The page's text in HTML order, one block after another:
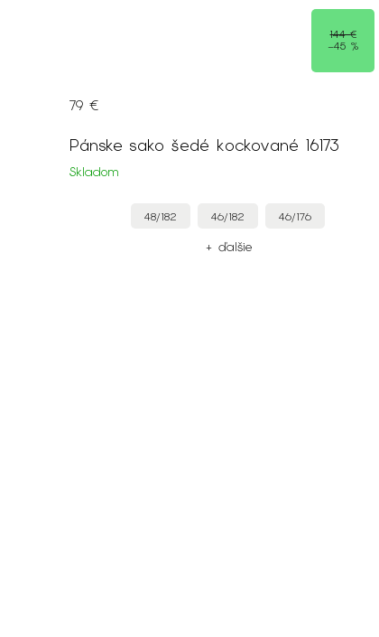
144 €
–45 %
Pánske sako šedé kockované 16173
Skladom
79 €
48/182 46/182 46/176
+ ďalšie